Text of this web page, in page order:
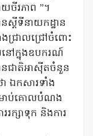
ចីរភាព ”។
តីទីនាយកដ្ឋាន
ជ្រាលជ្រៅចំពោះ
នៅក្នុងឧបករណ៍
ានជាតិអាស៊ីតចំនួន
ឯកសារទាំង
រាប់គោលបំណង
រក្សាទុក និងការ